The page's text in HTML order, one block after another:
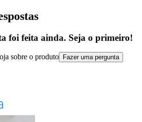
foi feita ainda. Seja o primeiro!
sobre o produto Fazer uma pergunta